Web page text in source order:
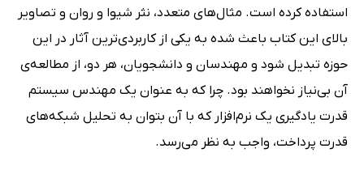
استفاده کرده است. مثال‌های متعدد، نثر شیوا و روان و تصاویر
بالای این کتاب باعث شده به یکی از کاربردی‌ترین آثار در این
حوزه تبدیل شود و مهندسان و دانشجویان،‌ هر دو، از مطالعه‌ی
آن بی‌نیاز نخواهند بود. چرا که به عنوان یک مهندس سیستم
قدرت یادگیری یک نرم‌افزار که با آن بتوان به تحلیل شبکه‌های
قدرت پرداخت، واجب به نظر می‌رسد.